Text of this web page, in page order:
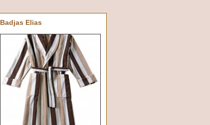
Badjas Elias